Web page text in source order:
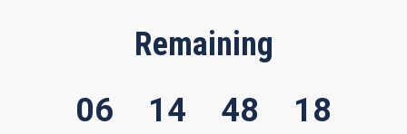
Remaining
17 seconds
06 14 48 17